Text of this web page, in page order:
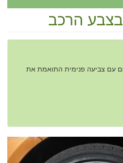
בצבע הרכב
עם צביעה פנימית התואמת את